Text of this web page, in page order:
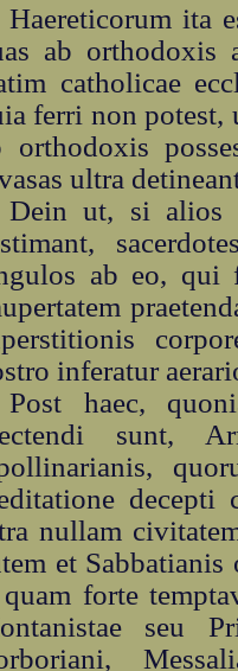
Haereticorum ita
ab orthodoxis
catholicae
ferri non potest,
orthodoxis
ultra
Dein ut, si alios
ab eo,
inferatur
Post haec,
sunt,
decepti
nullam
et
forte
seu